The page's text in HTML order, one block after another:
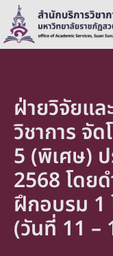
ฝ่ายวิจัยแ
วิชาการ จั
5 (พิเศษ)
2568 โดย
ฝึกอบรม 1
(วันที่ 11 –